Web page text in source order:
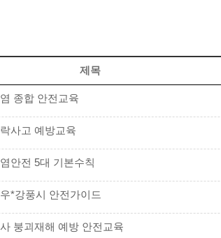
제목
종합 안전교육
사고 예방교육
안전 5대 기본수칙
*강풍시 안전가이드
붕괴재해 예방 안전교육